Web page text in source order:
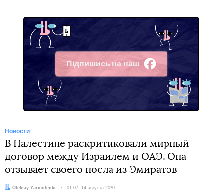
Підпишись на наш
Facebook
Новости
В Палестине раскритиковали мирный
договор между Израилем и ОАЭ. Она
отзывает своего посла из Эмиратов
Автор:
Oleksiy Yarmolenko Дата:
01:07, 14 августа 2020